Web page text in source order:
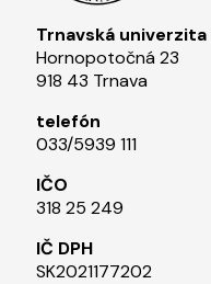
Trnavská univerzita
Hornopotočná 23
918 43 Trnava
telefón
033/5939 111​
IČO
318 25 249
IČ DPH
SK2021177202​